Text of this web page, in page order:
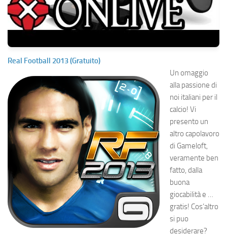
Real Football 2013 (Gratuito)
Un omaggio
alla passione di
noi italiani per il
calcio! Vi
presento un
altro capolavoro
di Gameloft,
veramente ben
fatto, dalla
buona
giocabilità e …
gratis! Cos’altro
si puo
desiderare?